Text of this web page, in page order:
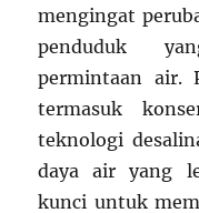
mengingat
penduduk
permintaan air.
termasuk
teknologi
daya air yang
kunci untuk